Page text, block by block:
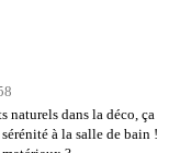
naturels dans la déco, ça
à la salle de bain !